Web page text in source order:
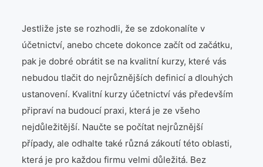
Móda
Produkty
Společnost
Vztahy
Web
Jestliže jste se rozhodli, že se zdokonalíte v
účetnictví, anebo chcete dokonce začít od začátku,
pak je dobré obrátit se na kvalitní kurzy, které vás
nebudou tlačit do nejrůznějších definicí a dlouhých
ustanovení. Kvalitní kurzy účetnictví vás především
připraví na budoucí praxi, která je ze všeho
nejdůležitější. Naučte se počítat nejrůznější
případy, ale odhalte také různá zákoutí této oblasti,
která je pro každou firmu velmi důležitá. Bez